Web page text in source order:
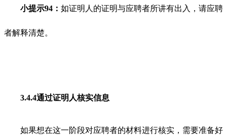
小提示94： 如证明人的证明与应聘者所讲有出入，请应聘
者解释清楚。
3.4.4通过证明人核实信息
如果想在这一阶段对应聘者的材料进行核实，需要准备好